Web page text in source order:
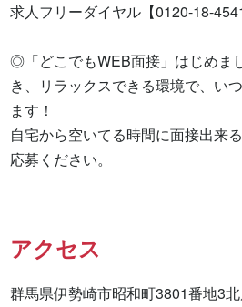
求人フリーダイヤル【0120-18-
◎「どこでもWEB面接」はじめま
き、リラックスできる環境で、い
ます！
自宅から空いてる時間に面接出来
応募ください。
アクセス
群馬県伊勢崎市昭和町3801番地3